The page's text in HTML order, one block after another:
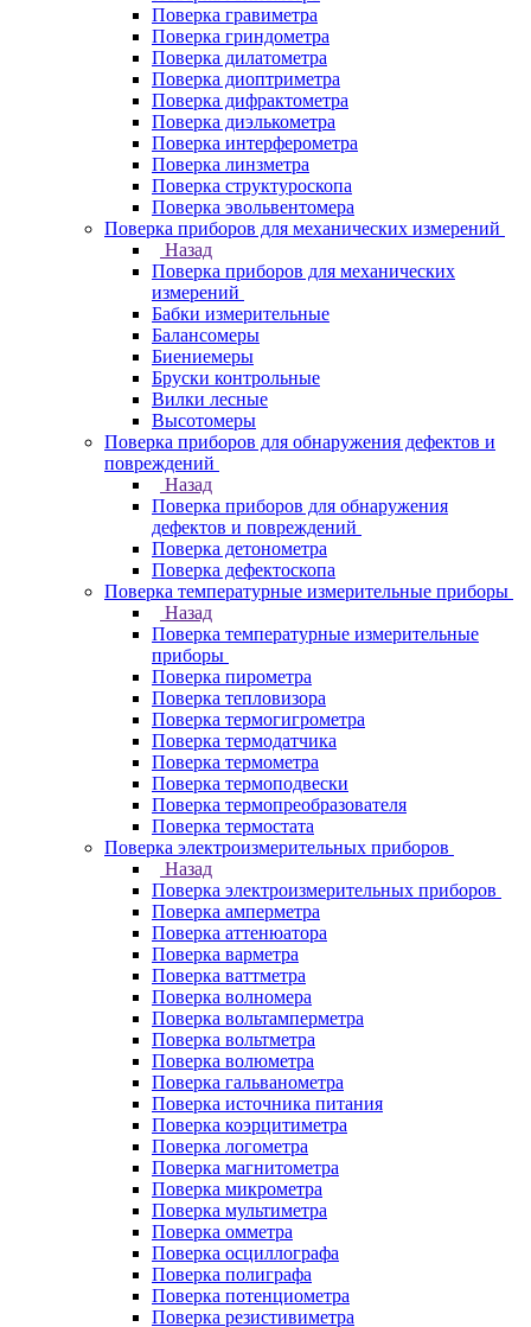
Поверка гравиметра
Поверка гриндометра
Поверка дилатометра
Поверка диоптриметра
Поверка дифрактометра
Поверка диэлькометра
Поверка интерферометра
Поверка линзметра
Поверка структуроскопа
Поверка эвольвентомера
Поверка приборов для механических измерений
Назад
Поверка приборов для механических
измерений
Бабки измерительные
Балансомеры
Биениемеры
Бруски контрольные
Вилки лесные
Высотомеры
Поверка приборов для обнаружения дефектов и
повреждений
Назад
Поверка приборов для обнаружения
дефектов и повреждений
Поверка детонометра
Поверка дефектоскопа
Поверка температурные измерительные приборы
Назад
Поверка температурные измерительные
приборы
Поверка пирометра
Поверка тепловизора
Поверка термогигрометра
Поверка термодатчика
Поверка термометра
Поверка термоподвески
Поверка термопреобразователя
Поверка термостата
Поверка электроизмерительных приборов
Назад
Поверка электроизмерительных приборов
Поверка амперметра
Поверка аттенюатора
Поверка варметра
Поверка ваттметра
Поверка волномера
Поверка вольтамперметра
Поверка вольтметра
Поверка волюметра
Поверка гальванометра
Поверка источника питания
Поверка коэрцитиметра
Поверка логометра
Поверка магнитометра
Поверка микрометра
Поверка мультиметра
Поверка омметра
Поверка осциллографа
Поверка полиграфа
Поверка потенциометра
Поверка резистивиметра